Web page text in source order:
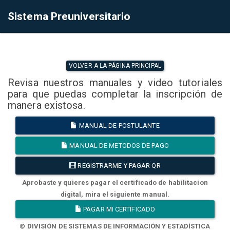
Sistema Preuniversitario
VOLVER A LA PÁGINA PRINCIPAL
Revisa nuestros manuales y video tutoriales
para que puedas completar la inscripción de
manera existosa.
MANUAL DE POSTULANTE
MANUAL DE METODOS DE PAGO
REGISTRARME Y PAGAR QR
Aprobaste y quieres pagar el certificado de habilitacion
digital, mira el siguiente manual.
PAGAR MI CERTIFICADO
© DIVISIÓN DE SISTEMAS DE INFORMACIÓN Y ESTADÍSTICA